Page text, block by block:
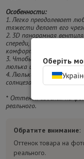
Особенности:
1. Легко преодолевает
тяжести делает его
2. 3D панорамная
спереди, обеспечивает
комфорт ребенка во
3. Чтобы уменьшить
люлька имеет наклон 3
4. Люлька и прогулочный
солнцезащитным
* Оттенок изделия на
реального.
Обратите внимание:
Оттенок товара на
реального.
Оберіть